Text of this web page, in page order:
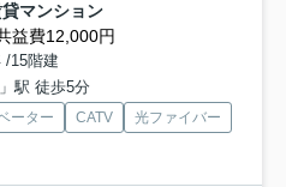
マンション
益費12,000円
/15階建
駅 徒歩5分
ーター CATV
光ファイバー